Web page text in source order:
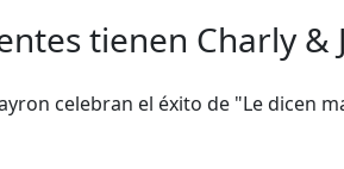
tienen Charly &
celebran el éxito de "Le dicen